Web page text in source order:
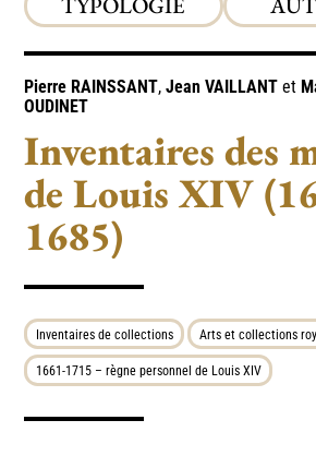
TYPOLOGIE
Pierre RAINSSANT,JeanVAILLANT et
OUDINET
Inventaires des
de Louis XIV
1685)
Inventaires de collections Arts et collections
1661-1715 – règne personnel de Louis XIV